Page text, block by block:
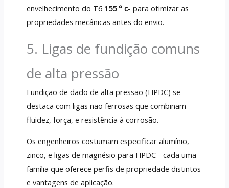
envelhecimento do T6 155 ° c- para otimizar as
propriedades mecânicas antes do envio.
5. Ligas de fundição comuns
de alta pressão
Fundição de dado de alta pressão (HPDC) se
destaca com ligas não ferrosas que combinam
fluidez, força, e resistência à corrosão.
Os engenheiros costumam especificar alumínio,
zinco, e ligas de magnésio para HPDC - cada uma
família que oferece perfis de propriedade distintos
e vantagens de aplicação.